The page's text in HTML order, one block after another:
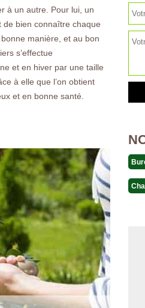
à un autre. Pour lui, un
de bien connaître chaque
manière, et au bon
s’effectue
et en hiver par une taille
à elle que l’on obtient
et en bonne santé.